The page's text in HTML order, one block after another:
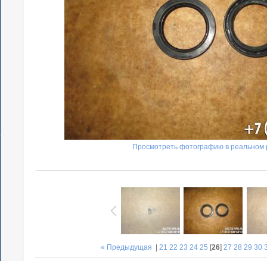
Просмотреть фотографию в реальном
« Предыдущая 21 22 23 24 25 [26] 27 28 29 30